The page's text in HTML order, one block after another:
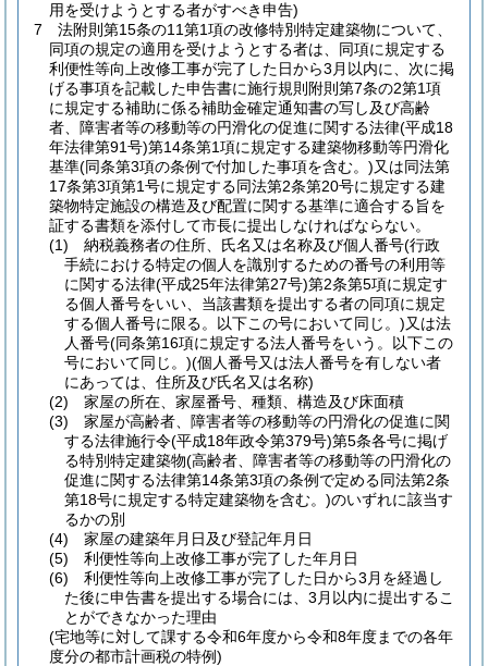
用を受けようとする者がすべき申告)
7
法附則第15条の11第1項の改修特別特定建築物について、
同項の規定の適用を受けようとする者は、同項に規定する
利便性等向上改修工事が完了した日から3月以内に、次に掲
げる事項を記載した申告書に施行規則附則第7条の2第1項
に規定する補助に係る補助金確定通知書の写し及び高齢
者、障害者等の移動等の円滑化の促進に関する法律(平成18
年法律第91号)第14条第1項に規定する建築物移動等円滑化
基準(同条第3項の条例で付加した事項を含む。)又は同法第
17条第3項第1号に規定する同法第2条第20号に規定する建
築物特定施設の構造及び配置に関する基準に適合する旨を
証する書類を添付して市長に提出しなければならない。
(1)
納税義務者の住所、氏名又は名称及び個人番号(行政
手続における特定の個人を識別するための番号の利用等
に関する法律(平成25年法律第27号)第2条第5項に規定す
る個人番号をいい、当該書類を提出する者の同項に規定
する個人番号に限る。以下この号において同じ。)又は法
人番号(同条第16項に規定する法人番号をいう。以下この
号において同じ。)(個人番号又は法人番号を有しない者
にあっては、住所及び氏名又は名称)
(2)
家屋の所在、家屋番号、種類、構造及び床面積
(3)
家屋が高齢者、障害者等の移動等の円滑化の促進に関
する法律施行令(平成18年政令第379号)第5条各号に掲げ
る特別特定建築物(高齢者、障害者等の移動等の円滑化の
促進に関する法律第14条第3項の条例で定める同法第2条
第18号に規定する特定建築物を含む。)のいずれに該当す
るかの別
(4)
家屋の建築年月日及び登記年月日
(5)
利便性等向上改修工事が完了した年月日
(6)
利便性等向上改修工事が完了した日から3月を経過し
た後に申告書を提出する場合には、3月以内に提出するこ
とができなかった理由
(宅地等に対して課する令和6年度から令和8年度までの各年
度分の都市計画税の特例)